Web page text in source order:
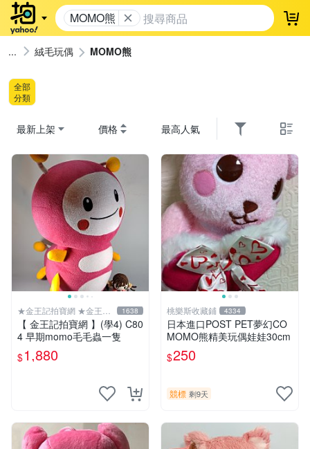
MOMO熊 登
絨毛玩偶 MOMO熊
全部
分類
最新上架 價格 最高人氣
★金王記拍寶網 ★金王記
拍寶趣
1638
【 金王記拍寶網 】(學4) C80
4 早期momo毛毛蟲一隻
$1,880
桃樂斯收藏鋪 4334
日本進口POST PET夢幻CO
MOMO熊精美玩偶娃娃30cm
$250
競標 剩9天